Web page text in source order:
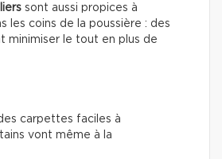
sont aussi propices à
les coins de la poussière : des
minimiser le tout en plus de
carpettes faciles à
vont même à la